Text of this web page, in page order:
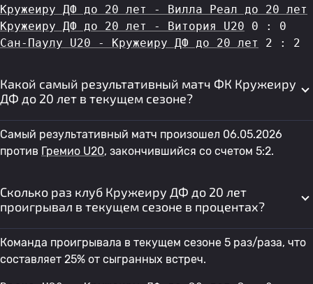
Кружеиру ДФ до 20 лет - Вилла Реал до 20 лет
Кружеиру ДФ до 20 лет - Витория U20 0 : 0
Сан-Паулу U20 - Кружеиру ДФ до 20 лет
2 : 2
Какой самый результативный матч ФК Кружеиру
ДФ до 20 лет в текущем сезоне?
Самый результативный матч произошел 06.05.2026
против Гремио U20, закончившийся со счетом 5:2.
Сколько раз клуб Кружеиру ДФ до 20 лет
проигрывал в текущем сезоне в процентах?
Команда проигрывала в текущем сезоне 5 раз/раза, что
составляет 25% от сыгранных встреч.